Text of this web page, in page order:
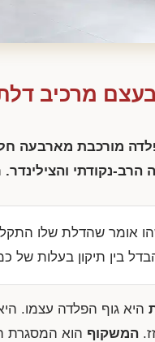
מרכיב
מורכבת מארבעה
הרב-נקודתי
אומר שהדלת שלו
בין תיקון בעלות
היא גוף הפלדה עצמו.
המשקוף הוא המסגרת